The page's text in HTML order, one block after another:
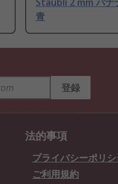
青
登録
法的事項
プライバシーポリシ
ご利用規約